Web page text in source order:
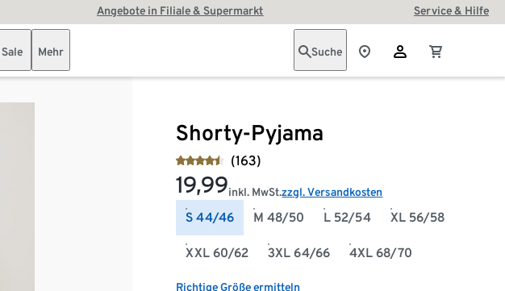
Angebote in Filiale & Supermarkt Service & Hilfe
Sale Mehr Suche
Shorty-Pyjama
(163)
19,99inkl. MwSt.zzgl. Versandkosten
S 44/46 M 48/50 L 52/54 XL 56/58
XXL 60/62 3XL 64/66 4XL 68/70
Richtige Größe ermitteln